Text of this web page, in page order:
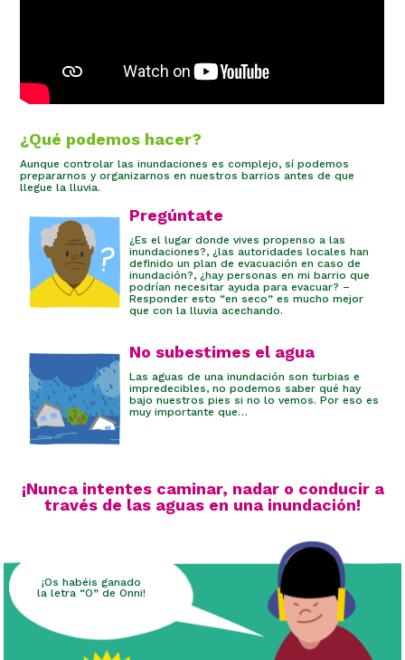
¿Qué podemos hacer?
Aunque controlar las inundaciones es complejo, sí podemos
prepararnos y organizarnos en nuestros barrios antes de que
llegue la lluvia.
Pregúntate
¿Es el lugar donde vives propenso a las
inundaciones?, ¿las autoridades locales han
definido un plan de evacuación en caso de
inundación?, ¿hay personas en mi barrio que
podrían necesitar ayuda para evacuar? –
Responder esto “en seco” es mucho mejor
que con la lluvia acechando.
No subestimes el agua
Las aguas de una inundación son turbias e
impredecibles, no podemos saber qué hay
bajo nuestros pies si no lo vemos. Por eso es
muy importante que…
¡Nunca intentes caminar, nadar o conducir a
través de las aguas en una inundación!
¡Os habéis ganado
la letra “O” de Onni!